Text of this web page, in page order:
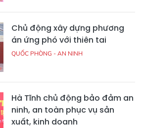
Chủ động xây dựng phương
án ứng phó với thiên tai
QUỐC PHÒNG - AN NINH
Hà Tĩnh chủ động bảo đảm an
ninh, an toàn phục vụ sản
xuất, kinh doanh